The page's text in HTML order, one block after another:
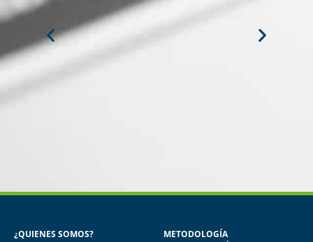
CARPIO
¿QUIENES SOMOS? METODOLOGÍA